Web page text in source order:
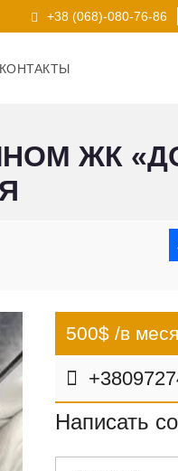
+38 (068)-080-76-86
ЖК
500$ /в
Написать